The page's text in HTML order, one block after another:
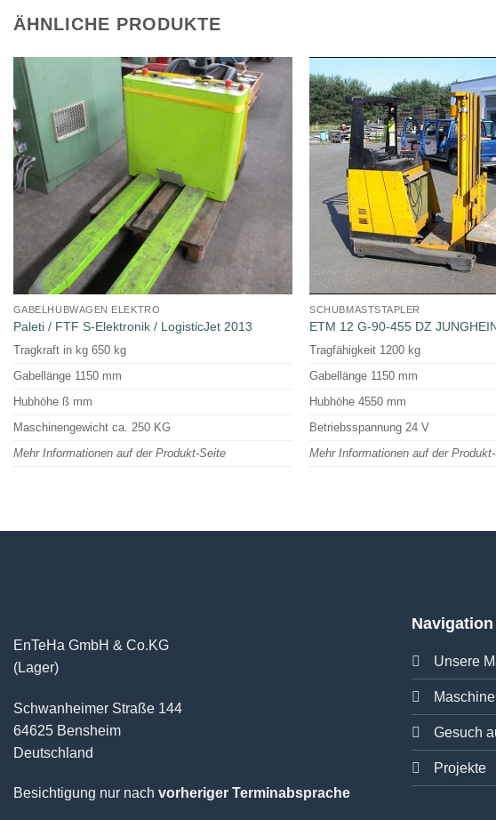
ÄHNLICHE PRODUKTE
GABELHUBWAGEN ELEKTRO
Paleti / FTF S-Elektronik / LogisticJet 2013
Tragkraft in kg 650 kg
Gabellänge 1150 mm
Hubhöhe ß mm
Maschinengewicht ca. 250 KG
Mehr Informationen auf der Produkt-Seite
SCHUBMASTSTAPLER
ETM 12 G-90-455 DZ
Tragfähigkeit 1200 kg
Gabellänge 1150 mm
Hubhöhe 4550 mm
Betriebsspannung 24 V
Mehr Informationen auf der
EnTeHa GmbH & Co.KG
(Lager)
Schwanheimer Straße 144
64625 Bensheim
Deutschland
Besichtigung nur nach vorheriger Terminabsprache
Navigation
Unsere
Gesuch
Projekte